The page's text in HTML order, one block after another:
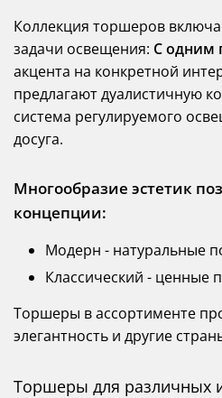
Коллекция торшеров
задачи освещения: С одним
акцента на конкретной
предлагают дуалистичную
система регулируемого
досуга.
Многообразие эстетик
концепции:
Модерн - натуральные
Классический - ценные
Торшеры в ассортименте
элегантность и другие
Торшеры для различных